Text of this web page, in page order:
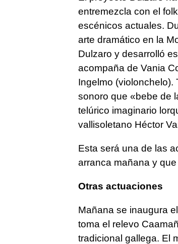
entremezcla con el
escénicos actuales.
arte dramático en la
Dulzaro y desarrolló
acompaña de Vania
Ingelmo (violonchelo).
sonoro que «bebe de
telúrico imaginario
vallisoletano Héctor
Esta será una de las
arranca mañana y
Otras actuaciones
Mañana se inaugura
toma el relevo
tradicional gallega. El